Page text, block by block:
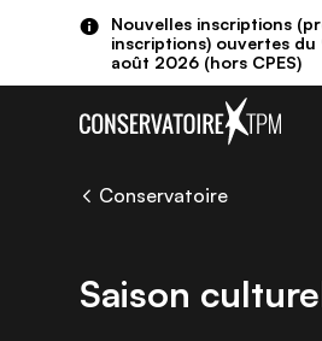
Aller au contenu principal
Nouvelles inscriptions
inscriptions) ouvertes du
août 2026 (hors CPES)
Conservatoire
Saison
Panneau de gestion des cookies